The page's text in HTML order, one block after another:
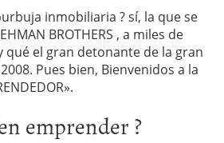
inmobiliaria ? sí, la que se
BROTHERS , a miles de
el gran detonante de la gran
Pues bien, Bienvenidos a la
emprender ?